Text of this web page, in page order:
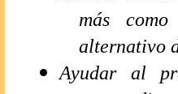
más
alternativo
Ayudar al